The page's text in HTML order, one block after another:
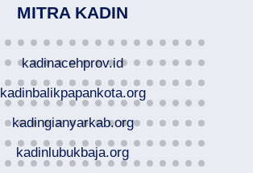
MITRA KADIN
kadinacehprov.id
kadinbalikpapankota.org
kadingianyarkab.org
kadinlubukbaja.org